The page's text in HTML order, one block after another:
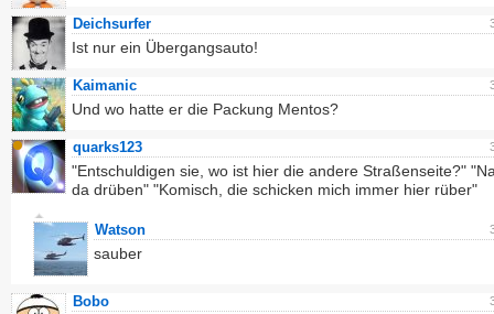
Deichsurfer
Ist nur ein Übergangsauto!
Kaimanic
Und wo hatte er die Packung Mentos?
quarks123
"Entschuldigen sie, wo ist hier die andere Straßenseite?"
da drüben" "Komisch, die schicken mich immer hier rüber"
Watson
sauber
Bobo